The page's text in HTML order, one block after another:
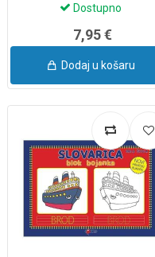
Dostupno
7,95 €
Dodaj u košaru